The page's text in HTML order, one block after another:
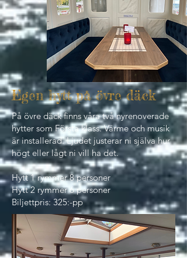
Egen hytt på övre däck
På övre däck finns våra två nyrenoverade
hytter som Första klass. Värme och musik
är installerad. Ljudet justerar ni själva hur
högt eller lågt ni vill ha det.
Hytt 1 rymmer 8 personer
Hytt 2 rymmer 6 personer
Biljettpris: 325:-pp